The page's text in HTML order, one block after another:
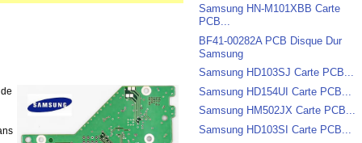
Samsung HN-M101XBB Carte
PCB...
BF41-00282A PCB Disque Dur
Samsung
Samsung HD103SJ Carte PCB...
Samsung HD154UI Carte PCB...
Samsung HM502JX Carte PCB...
Samsung HD103SI Carte PCB...